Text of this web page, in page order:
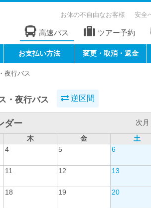
お体の不自由なお客様 安全
高速バス ツアー予約
お支払い方法 変更・取消・返金
夜行バス
・夜行バス 逆区間
ダー
次月
木 金
土
4 5 6
11 12 13
18 19 20